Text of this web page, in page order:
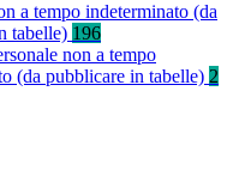
a tempo indeterminato (da
tabelle) 196
non a tempo
(da pubblicare in tabelle) 2